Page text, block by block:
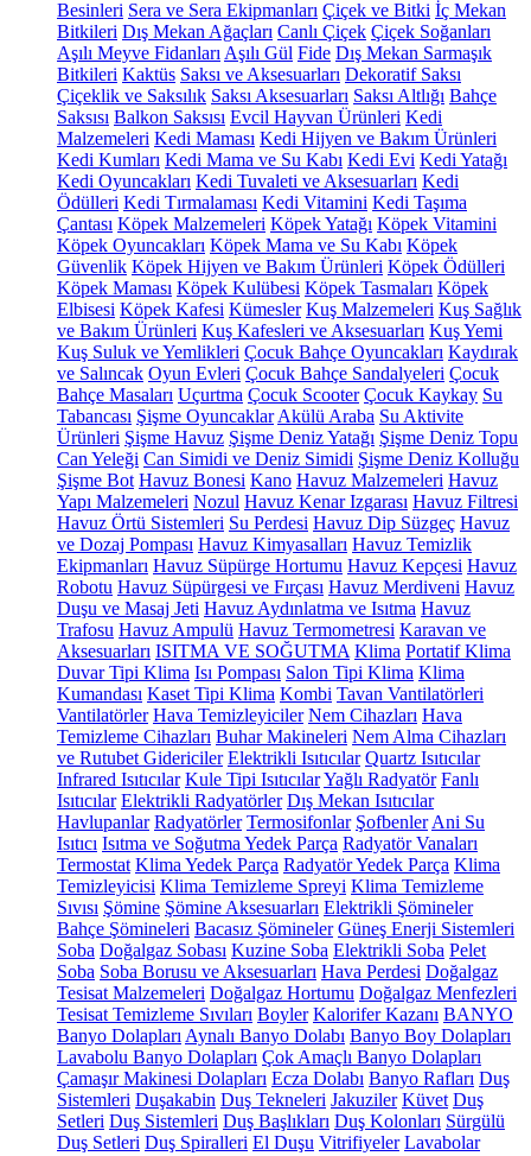
Besinleri Sera ve Sera Ekipmanları Çiçek ve Bitki İç Mekan
Bitkileri Dış Mekan Ağaçları Canlı Çiçek Çiçek Soğanları
Aşılı Meyve Fidanları Aşılı Gül Fide Dış Mekan Sarmaşık
Bitkileri Kaktüs Saksı ve Aksesuarları Dekoratif Saksı
Çiçeklik ve Saksılık Saksı Aksesuarları Saksı Altlığı Bahçe
Saksısı Balkon Saksısı Evcil Hayvan Ürünleri Kedi
Malzemeleri Kedi Maması Kedi Hijyen ve Bakım Ürünleri
Kedi Kumları Kedi Mama ve Su Kabı Kedi Evi Kedi Yatağı
Kedi Oyuncakları Kedi Tuvaleti ve Aksesuarları Kedi
Ödülleri Kedi Tırmalaması Kedi Vitamini Kedi Taşıma
Çantası Köpek Malzemeleri Köpek Yatağı Köpek Vitamini
Köpek Oyuncakları Köpek Mama ve Su Kabı Köpek
Güvenlik Köpek Hijyen ve Bakım Ürünleri Köpek Ödülleri
Köpek Maması Köpek Kulübesi Köpek Tasmaları Köpek
Elbisesi Köpek Kafesi Kümesler Kuş Malzemeleri Kuş Sağlık
ve Bakım Ürünleri Kuş Kafesleri ve Aksesuarları Kuş Yemi
Kuş Suluk ve Yemlikleri Çocuk Bahçe Oyuncakları Kaydırak
ve Salıncak Oyun Evleri Çocuk Bahçe Sandalyeleri Çocuk
Bahçe Masaları Uçurtma Çocuk Scooter Çocuk Kaykay Su
Tabancası Şişme Oyuncaklar Akülü Araba Su Aktivite
Ürünleri Şişme Havuz Şişme Deniz Yatağı Şişme Deniz Topu
Can Yeleği Can Simidi ve Deniz Simidi Şişme Deniz Kolluğu
Şişme Bot Havuz Bonesi Kano Havuz Malzemeleri Havuz
Yapı Malzemeleri Nozul Havuz Kenar Izgarası Havuz Filtresi
Havuz Örtü Sistemleri Su Perdesi Havuz Dip Süzgeç Havuz
ve Dozaj Pompası Havuz Kimyasalları Havuz Temizlik
Ekipmanları Havuz Süpürge Hortumu Havuz Kepçesi Havuz
Robotu Havuz Süpürgesi ve Fırçası Havuz Merdiveni Havuz
Duşu ve Masaj Jeti Havuz Aydınlatma ve Isıtma Havuz
Trafosu Havuz Ampulü Havuz Termometresi Karavan ve
Aksesuarları ISITMA VE SOĞUTMA Klima Portatif Klima
Duvar Tipi Klima Isı Pompası Salon Tipi Klima Klima
Kumandası Kaset Tipi Klima Kombi Tavan Vantilatörleri
Vantilatörler Hava Temizleyiciler Nem Cihazları Hava
Temizleme Cihazları Buhar Makineleri Nem Alma Cihazları
ve Rutubet Gidericiler Elektrikli Isıtıcılar Quartz Isıtıcılar
Infrared Isıtıcılar Kule Tipi IsıtıcılarYağlı Radyatör Fanlı
Isıtıcılar Elektrikli Radyatörler Dış Mekan Isıtıcılar
Havlupanlar Radyatörler Termosifonlar Şofbenler Ani Su
Isıtıcı Isıtma ve Soğutma Yedek Parça Radyatör Vanaları
Termostat Klima Yedek Parça Radyatör Yedek Parça Klima
Temizleyicisi Klima Temizleme Spreyi Klima Temizleme
Sıvısı Şömine Şömine Aksesuarları Elektrikli Şömineler
Bahçe Şömineleri Bacasız Şömineler Güneş Enerji Sistemleri
Soba Doğalgaz Sobası Kuzine Soba Elektrikli Soba Pelet
Soba Soba Borusu ve Aksesuarları Hava Perdesi Doğalgaz
Tesisat Malzemeleri Doğalgaz Hortumu Doğalgaz Menfezleri
Tesisat Temizleme Sıvıları Boyler Kalorifer Kazanı BANYO
Banyo Dolapları Aynalı Banyo Dolabı Banyo Boy Dolapları
Lavabolu Banyo Dolapları Çok Amaçlı Banyo Dolapları
Çamaşır Makinesi Dolapları Ecza Dolabı Banyo Rafları Duş
Sistemleri Duşakabin Duş Tekneleri Jakuziler Küvet Duş
Setleri Duş Sistemleri Duş Başlıkları Duş Kolonları Sürgülü
Duş Setleri Duş Spiralleri El Duşu Vitrifiyeler Lavabolar